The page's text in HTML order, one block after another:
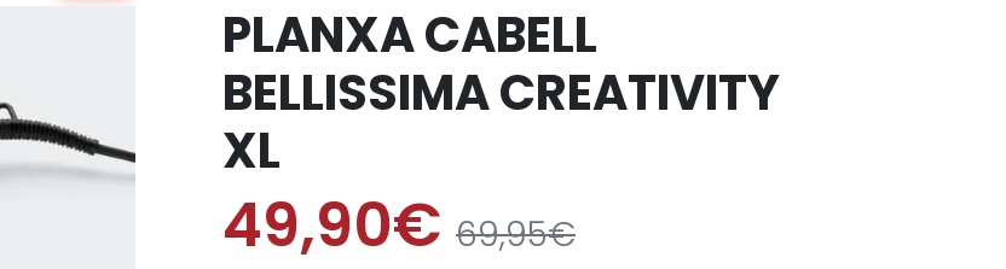
PLANXA CABELL
BELLISSIMA CREATIVITY
XL
49,90€ 69,95€